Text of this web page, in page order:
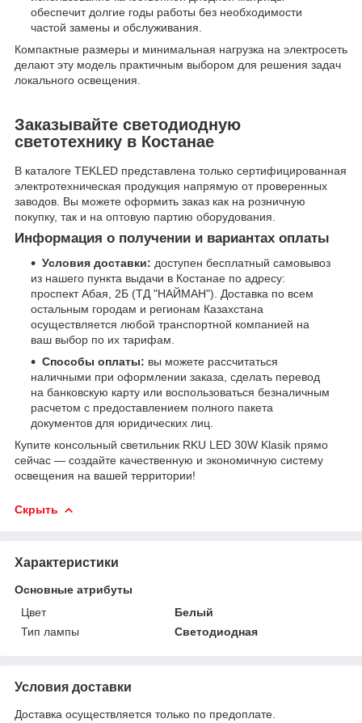
обеспечит долгие годы работы без необходимости
частой замены и обслуживания.
Компактные размеры и минимальная нагрузка на электросеть
делают эту модель практичным выбором для решения задач
локального освещения.
Заказывайте светодиодную
светотехнику в Костанае
В каталоге TEKLED представлена только сертифицированная
электротехническая продукция напрямую от проверенных
заводов. Вы можете оформить заказ как на розничную
покупку, так и на оптовую партию оборудования.
Информация о получении и вариантах оплаты
Условия доставки: доступен бесплатный самовывоз
из нашего пункта выдачи в Костанае по адресу:
проспект Абая, 2Б (ТД "НАЙМАН"). Доставка по всем
остальным городам и регионам Казахстана
осуществляется любой транспортной компанией на
ваш выбор по их тарифам.
Способы оплаты: вы можете рассчитаться
наличными при оформлении заказа, сделать перевод
на банковскую карту или воспользоваться безналичным
расчетом с предоставлением полного пакета
документов для юридических лиц.
Купите консольный светильник RKU LED 30W Klasik прямо
сейчас — создайте качественную и экономичную систему
освещения на вашей территории!
Скрыть
Характеристики
Основные атрибуты
Цвет
Белый
Тип лампы
Светодиодная
Условия доставки
Доставка осуществляется только по предоплате.